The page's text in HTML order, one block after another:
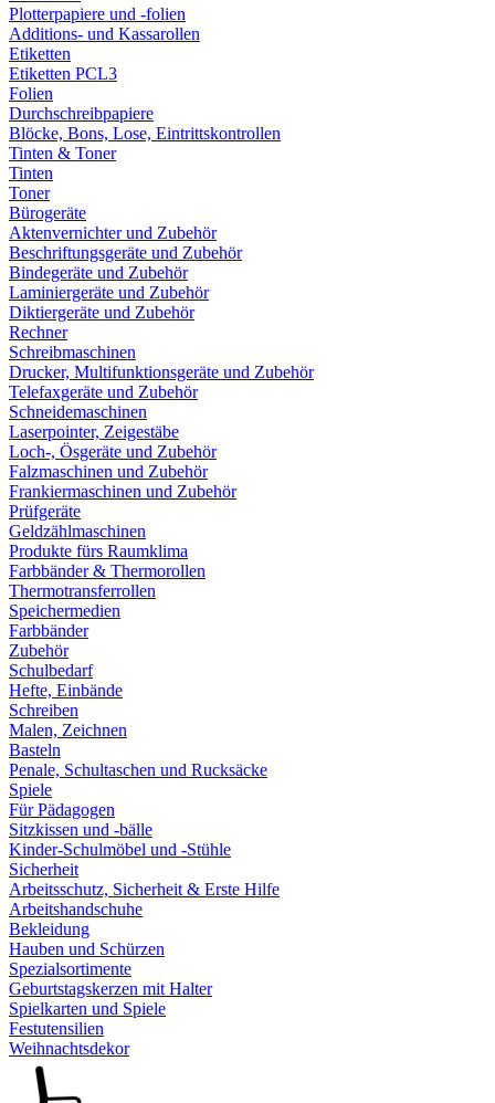
Plotterpapiere und -folien
Additions- und Kassarollen
Etiketten
Etiketten PCL3
Folien
Durchschreibpapiere
Blöcke, Bons, Lose, Eintrittskontrollen
Tinten & Toner
Tinten
Toner
Bürogeräte
Aktenvernichter und Zubehör
Beschriftungsgeräte und Zubehör
Bindegeräte und Zubehör
Laminiergeräte und Zubehör
Diktiergeräte und Zubehör
Rechner
Schreibmaschinen
Drucker, Multifunktionsgeräte und Zubehör
Telefaxgeräte und Zubehör
Schneidemaschinen
Laserpointer, Zeigestäbe
Loch-, Ösgeräte und Zubehör
Falzmaschinen und Zubehör
Frankiermaschinen und Zubehör
Prüfgeräte
Geldzählmaschinen
Produkte fürs Raumklima
Farbbänder & Thermorollen
Thermotransferrollen
Speichermedien
Farbbänder
Zubehör
Schulbedarf
Hefte, Einbände
Schreiben
Malen, Zeichnen
Basteln
Penale, Schultaschen und Rucksäcke
Spiele
Für Pädagogen
Sitzkissen und -bälle
Kinder-Schulmöbel und -Stühle
Sicherheit
Arbeitsschutz, Sicherheit & Erste Hilfe
Arbeitshandschuhe
Bekleidung
Hauben und Schürzen
Spezialsortimente
Geburtstagskerzen mit Halter
Spielkarten und Spiele
Festutensilien
Weihnachtsdekor